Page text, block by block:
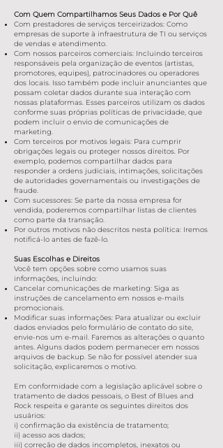
Com Quem Compartilhamos Seus Dados e Por Quê
Com prestadores de serviços terceirizados: Como
empresas de suporte à infraestrutura de TI ou serviços
de vendas e atendimento.
Com nossos parceiros comerciais: Incluindo terceiros
responsáveis pela organização de eventos (artistas,
promotores, equipes), patrocinadores ou operadores
dos locais. Isso também pode incluir anunciantes que
possam coletar dados durante sua interação com
nossas plataformas. Esses parceiros utilizam os dados
conforme suas próprias políticas de privacidade, que
podem incluir o envio de comunicações de
marketing.
Com terceiros por motivos legais: Para cumprir
obrigações legais ou proteger nossos direitos. Por
exemplo, podemos compartilhar dados para
responder a ordens judiciais, intimações, solicitações
de autoridades governamentais ou investigações de
fraude.
Com sucessores: Se parte da nossa empresa for
vendida, poderemos compartilhar listas de clientes
como parte da transação.
Por outros motivos não descritos nesta política: Iremos
notificá-lo antes de fazê-lo.
Suas Escolhas e Direitos
Você tem opções sobre como usamos suas
informações, incluindo:
Cancelar comunicações de marketing: Siga as
instruções de cancelamento em nossos e-mails
promocionais.
Modificar suas informações: Para atualizar ou excluir
dados enviados pelo formulário de contato do site,
envie-nos um e-mail. Faremos as alterações o quanto
antes. Alguns dados podem permanecer em nossos
arquivos de backup. Se não for possível atender sua
solicitação, explicaremos o motivo.
Em conformidade com a legislação aplicável sobre o
tratamento de dados pessoais, o Best of Blues and
Rock respeita e garante os seguintes direitos dos
usuários:
i) confirmação da existência de tratamento;
ii) acesso aos dados;
iii) correção de dados incompletos, inexatos ou